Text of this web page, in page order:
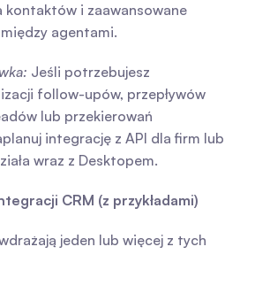
kontaktów i zaawansowane
agentami.
Jeśli potrzebujesz
follow-upów, przepływów
lub przekierowań
integrację z API dla firm lub
wraz z Desktopem.
CRM (z przykładami)
jeden lub więcej z tych